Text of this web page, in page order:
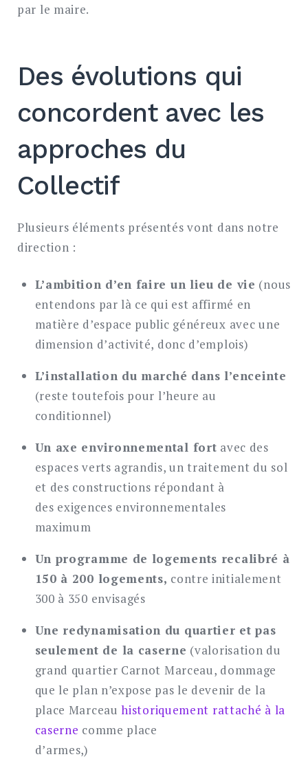
par le maire.
Des évolutions qui
concordent avec les
approches du
Collectif
Plusieurs éléments présentés vont dans notre
direction :
L’ambition d’en faire un lieu de vie (nous
entendons par là ce qui est affirmé en
matière d’espace public généreux avec une
dimension d’activité, donc d’emplois)
L’installation du marché dans l’enceinte
(reste toutefois pour l’heure au
conditionnel)
Un axe environnemental fort avec des
espaces verts agrandis, un traitement du sol
et des constructions répondant à
des exigences environnementales
maximum
Un programme de logements recalibré à
150 à 200 logements, contre initialement
300 à 350 envisagés
Une redynamisation du quartier et pas
seulement de la caserne (valorisation du
grand quartier Carnot Marceau, dommage
que le plan n’expose pas le devenir de la
place Marceauhistoriquement rattaché à la
caserne comme place